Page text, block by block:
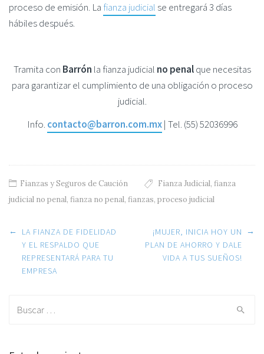
proceso de emisión. La fianza judicial se entregará 3 días
hábiles después.
Tramita con Barrón la fianza judicial no penalque necesitas
para garantizar el cumplimiento de una obligación o proceso
judicial.
Info. contacto@barron.com.mx| Tel. (55) 52036996
Fianzas y Seguros de Caución Fianza Judicial, fianza
judicial no penal, fianza no penal, fianzas, proceso judicial
Post navigation
←
LA FIANZA DE FIDELIDAD
Y EL RESPALDO QUE
REPRESENTARÁ PARA TU
EMPRESA
¡MUJER, INICIA HOY UN
PLAN DE AHORRO Y DALE
VIDA A TUS SUEÑOS!
→